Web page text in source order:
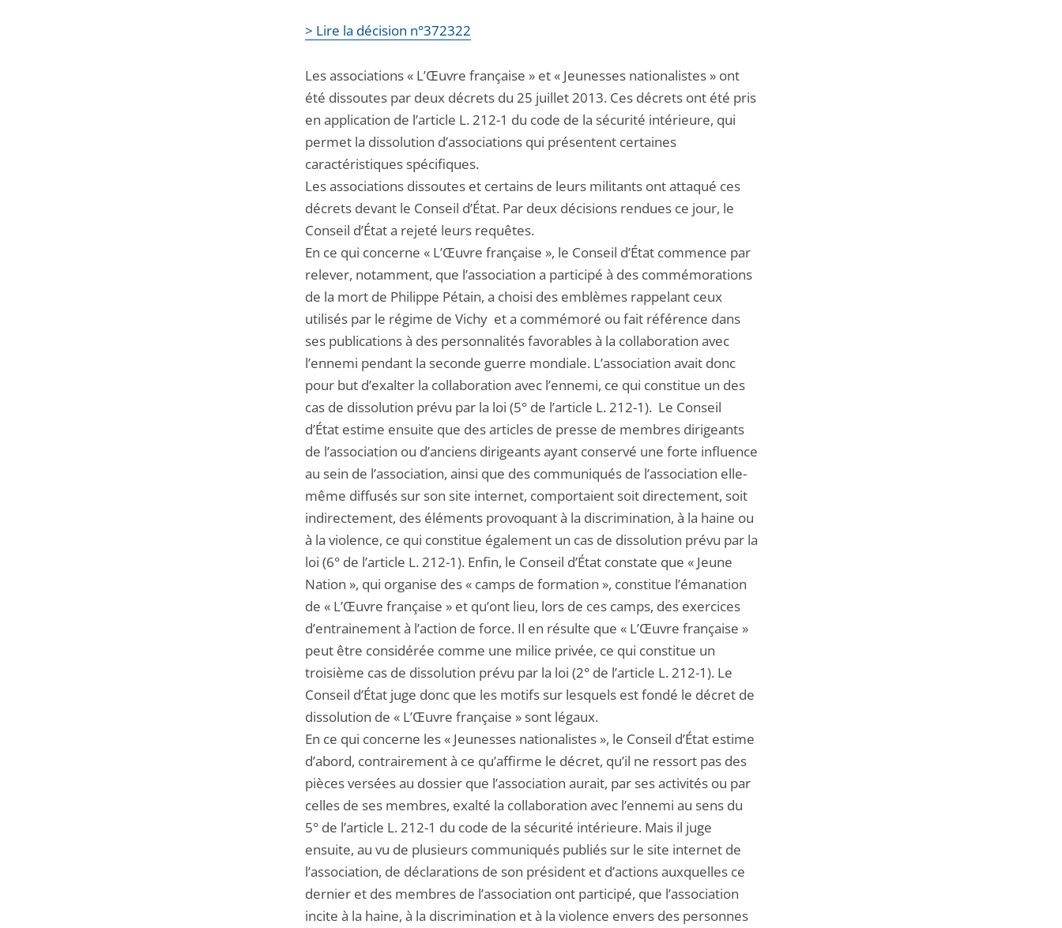
> Lire la décision n°372322
Les associations « L’Œuvre française » et « Jeunesses nationalistes » ont
été dissoutes par deux décrets du 25 juillet 2013. Ces décrets ont été pris
en application de l’article L. 212-1 du code de la sécurité intérieure, qui
permet la dissolution d’associations qui présentent certaines
caractéristiques spécifiques.
Les associations dissoutes et certains de leurs militants ont attaqué ces
décrets devant le Conseil d’État. Par deux décisions rendues ce jour, le
Conseil d’État a rejeté leurs requêtes.
En ce qui concerne « L’Œuvre française », le Conseil d’État commence par
relever, notamment, que l’association a participé à des commémorations
de la mort de Philippe Pétain, a choisi des emblèmes rappelant ceux
utilisés par le régime de Vichy et a commémoré ou fait référence dans
ses publications à des personnalités favorables à la collaboration avec
l’ennemi pendant la seconde guerre mondiale. L’association avait donc
pour but d’exalter la collaboration avec l’ennemi, ce qui constitue un des
cas de dissolution prévu par la loi (5° de l’article L. 212-1). Le Conseil
d’État estime ensuite que des articles de presse de membres dirigeants
de l’association ou d’anciens dirigeants ayant conservé une forte influence
au sein de l’association, ainsi que des communiqués de l’association elle-
même diffusés sur son site internet, comportaient soit directement, soit
indirectement, des éléments provoquant à la discrimination, à la haine ou
à la violence, ce qui constitue également un cas de dissolution prévu par la
loi (6° de l’article L. 212-1). Enfin, le Conseil d’État constate que « Jeune
Nation », qui organise des « camps de formation », constitue l’émanation
de « L’Œuvre française » et qu’ont lieu, lors de ces camps, des exercices
d’entrainement à l’action de force. Il en résulte que « L’Œuvre française »
peut être considérée comme une milice privée, ce qui constitue un
troisième cas de dissolution prévu par la loi (2° de l’article L. 212-1). Le
Conseil d’État juge donc que les motifs sur lesquels est fondé le décret de
dissolution de « L’Œuvre française » sont légaux.
En ce qui concerne les « Jeunesses nationalistes », le Conseil d’État estime
d’abord, contrairement à ce qu’affirme le décret, qu’il ne ressort pas des
pièces versées au dossier que l’association aurait, par ses activités ou par
celles de ses membres, exalté la collaboration avec l’ennemi au sens du
5° de l’article L. 212-1 du code de la sécurité intérieure. Mais il juge
ensuite, au vu de plusieurs communiqués publiés sur le site internet de
l’association, de déclarations de son président et d’actions auxquelles ce
dernier et des membres de l’association ont participé, que l’association
incite à la haine, à la discrimination et à la violence envers des personnes